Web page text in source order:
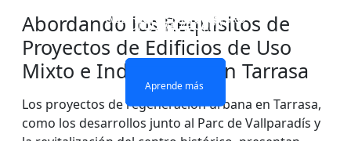
UNA SOLA CAPA
doble capa
CON ACRISTALAMIENTO
IGNÍFUGO
Aprende más
VIDRIO RESISTENTE AL
FUEGO
Aprende más
Abordando los Requisitos de
Proyectos de Edificios de Uso
Mixto e Industriales en Tarrasa
Los proyectos de regeneración urbana en Tarrasa,
como los desarrollos junto al Parc de Vallparadís y